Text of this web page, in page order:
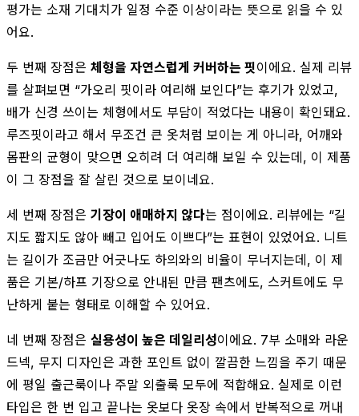
평가는 소재 기대치가 일정 수준 이상이라는 뜻으로 읽을 수 있
어요.
두 번째 장점은 체형을 자연스럽게 커버하는 핏이에요. 실제 리뷰
를 살펴보면 “가오리 핏이라 여리해 보인다”는 후기가 있었고,
배가 신경 쓰이는 체형에서도 부담이 적었다는 내용이 확인돼요.
루즈핏이라고 해서 무조건 큰 옷처럼 보이는 게 아니라, 어깨와
몸판의 균형이 맞으면 오히려 더 여리해 보일 수 있는데, 이 제품
이 그 장점을 잘 살린 것으로 보이네요.
세 번째 장점은 기장이 애매하지 않다는 점이에요. 리뷰에는 “길
지도 짧지도 않아 빼고 입어도 이쁘다”는 표현이 있었어요. 니트
는 길이가 조금만 어긋나도 하의와의 비율이 무너지는데, 이 제
품은 기본/하프 기장으로 안내된 만큼 팬츠에도, 스커트에도 무
난하게 붙는 형태로 이해할 수 있어요.
네 번째 장점은 실용성이 높은 데일리성이에요. 7부 소매와 라운
드넥, 무지 디자인은 과한 포인트 없이 깔끔한 느낌을 주기 때문
에 평일 출근룩이나 주말 외출룩 모두에 적합해요. 실제로 이런
타입은 한 번 입고 끝나는 옷보다 옷장 속에서 반복적으로 꺼내